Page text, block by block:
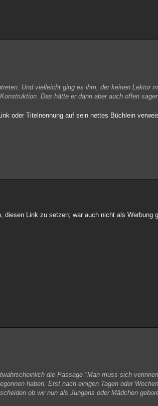
Und vielleicht ging es ihm, der keinen Lektor
Das hätte er dann aber auch offen
oder Titelnennung auf sein nettes Büchlein
Link zu setzen; war auch nicht als Werbung
die Passage "Man muss sich
haben. Erst nach einigen Tagen oder
ob wir nun als Jungens oder Mädchen